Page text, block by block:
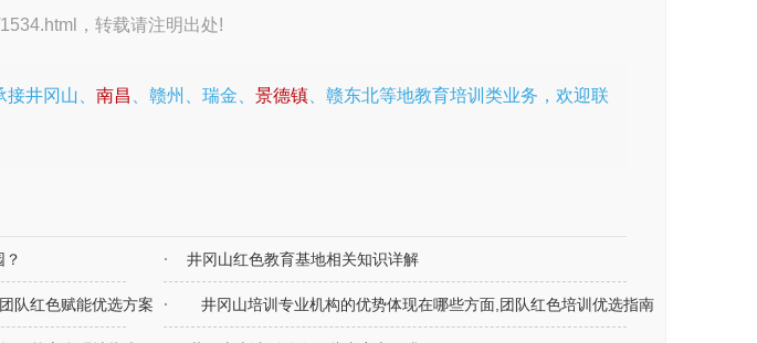
，转载请注明出处!
接井冈山、南昌 、赣州、瑞金、景德镇 、赣东北等地教育培训类业务，欢迎联
井冈山红色教育基地相关知识详解
队红色赋能优选方案 井冈山培训专业机构的优势体现在哪些方面,团队红色培训优选指南